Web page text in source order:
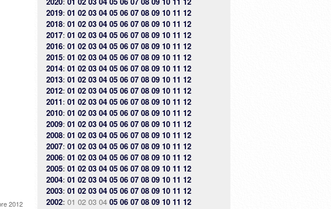
2012
2019: 01 02 03 04 05 06 07 08 09 10 11 12
2018: 01 02 03 04 05 06 07 08 09 10 11 12
2017: 01 02 03 04 05 06 07 08 09 10 11 12
2016: 01 02 03 04 05 06 07 08 09 10 11 12
2015: 01 02 03 04 05 06 07 08 09 10 11 12
2014: 01 02 03 04 05 06 07 08 09 10 11 12
2013: 01 02 03 04 05 06 07 08 09 10 11 12
2012: 01 02 03 04 05 06 07 08 09 10 11 12
2011: 01 02 03 04 05 06 07 08 09 10 11 12
2010: 01 02 03 04 05 06 07 08 09 10 11 12
2009: 01 02 03 04 05 06 07 08 09 10 11 12
2008: 01 02 03 04 05 06 07 08 09 10 11 12
2007: 01 02 03 04 05 06 07 08 09 10 11 12
2006: 01 02 03 04 05 06 07 08 09 10 11 12
2005: 01 02 03 04 05 06 07 08 09 10 11 12
2004: 01 02 03 04 05 06 07 08 09 10 11 12
2003: 01 02 03 04 05 06 07 08 09 10 11 12
2002: 01 02 03 04 05 06 07 08 09 10 11 12